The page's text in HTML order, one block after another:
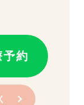
約